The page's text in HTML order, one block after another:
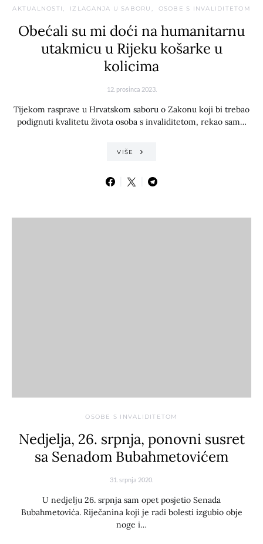
AKTUALNOSTI IZLAGANJA U SABORU OSOBE S INVALIDITETOM
Obećali su mi doći na humanitarnu
utakmicu u Rijeku košarke u
kolicima
12. prosinca 2023.
Tijekom rasprave u Hrvatskom saboru o Zakonu koji bi trebao
podignuti kvalitetu života osoba s invaliditetom, rekao sam…
VIŠE
OSOBE S INVALIDITETOM
Nedjelja, 26. srpnja, ponovni susret
sa Senadom Bubahmetovićem
31. srpnja 2020.
U nedjelju 26. srpnja sam opet posjetio Senada
Bubahmetovića. Riječanina koji je radi bolesti izgubio obje
noge i…